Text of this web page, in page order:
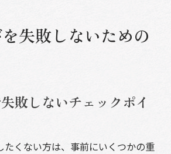
失敗しないための
敗しないチェックポイ
たくない方は、事前にいくつかの重